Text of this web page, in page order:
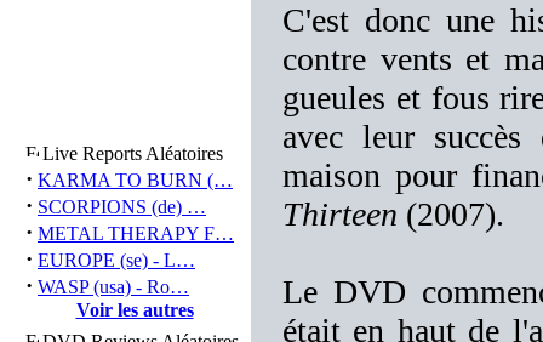
Live Reports Aléatoires
· KARMA TO BURN (…
· SCORPIONS (de) …
· METAL THERAPY F…
· EUROPE (se) - L…
· WASP (usa) - Ro…
Voir les autres
C'est donc une
contre vents et
gueules et fous
avec leur
maison pour
Thirteen (2007).
Le DVD
était en haut de